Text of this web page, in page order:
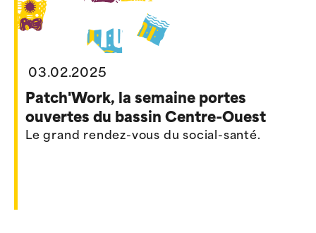
03.02.2025
Patch'Work, la semaine portes
ouvertes du bassin Centre-Ouest
Le grand rendez-vous du social-santé.